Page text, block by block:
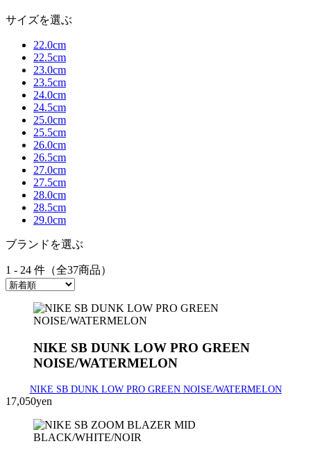
サイズを選ぶ
22.0cm
22.5cm
23.0cm
23.5cm
24.0cm
24.5cm
25.0cm
25.5cm
26.0cm
26.5cm
27.0cm
27.5cm
28.0cm
28.5cm
29.0cm
ブランドを選ぶ
1 - 24 件（全37商品）
NIKE SB DUNK LOW PRO GREEN
NOISE/WATERMELON
NIKE SB DUNK LOW PRO GREEN NOISE/WATERMELON
17,050yen